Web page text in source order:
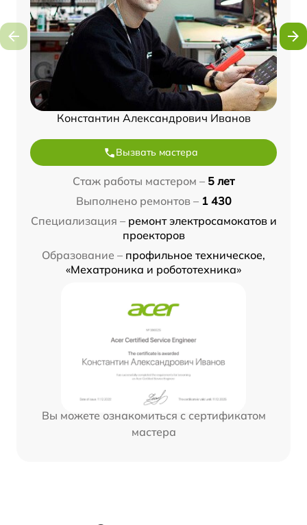
Константин Александрович Иванов
Вызвать мастера
Стаж работы мастером – 5 лет
Выполнено ремонтов – 1 430
Специализация – ремонт электросамокатов и
проекторов
Образование – профильное техническое,
«Мехатроника и робототехника»
Вы можете ознакомиться с сертификатом
мастера